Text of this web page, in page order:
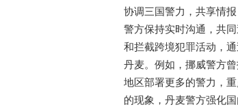
协调三国警力，共享情
警方保持实时沟通，共
和拦截跨境犯罪活动，
丹麦。例如，挪威警方
地区部署更多的警力，
的现象，丹麦警方强化